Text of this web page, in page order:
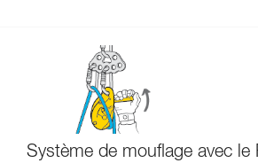
Système de mouflage avec le